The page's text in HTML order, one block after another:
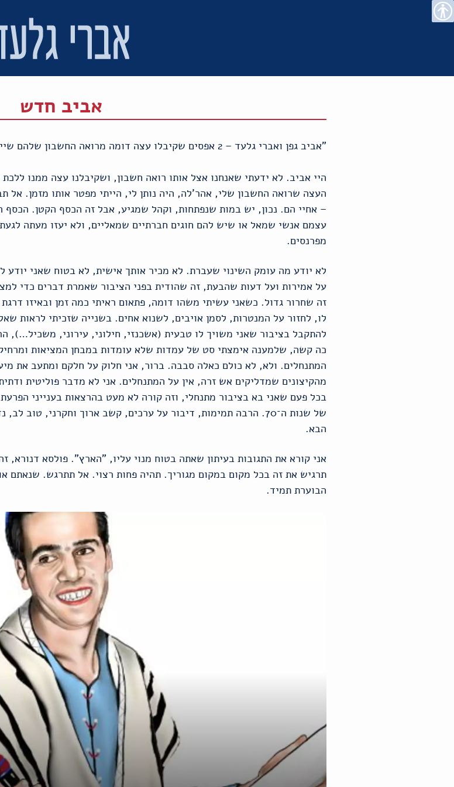
נגישות
מפת
הצהרת
עבור
צרו
אביב חדש
"אביב גפן ואברי גלעד – 2 אפסים שקיבלו עצה דומה מרואה החשבון שלהם שייעץ להם לרעות בשדה מניב" (טוקבק, "הארץ")
היי אביב. לא ידעתי שאנחנו אצל אותו רואה חשבון, ושקיבלנו עצה ממנו ללכת
העצה שרואה החשבון שלי, אהר'לה, היה נותן לי, הייתי מפטר אותו מזמן. אל
– אחיי הם. נכון, יש במות שנפתחות, וקהל שמגיע, אבל זה הכסף הקטן. הכסף
עצמם אנשי שמאל או שיש להם חוגים חברתיים שמאליים, ולא יעזו מעתה
מפרנסים.
לא יודע מה עומק השינוי שעברת. לא מכיר אותך אישית, לא בטוח שאני
על אמירות ועל דעות שהבעת, זה שהודית בפני הציבור שאמרת דברים כדי
זה שחרור גדול. כשאני עשיתי משהו דומה, פתאום ראיתי כמה זמן ובאיזו
לו, לחזור על המנטרות, לסמן אויבים, לשנוא אחים. בשנייה שזכיתי לראות
להתקבל בציבור שאני משויך לו טבעית (אשכנזי, חילוני, עירוני,
כה קשה, שלמענה אימצתי סט של עמדות שלא עומדות במבחן המציאות
המתנחלים. ולא, לא כולם כאלה סבבה. ברור, אני חלוק על חלקם ומתעב את
מהקיצונים שמדליקים אש זרה, אין על המתנחלים. אני לא מדבר פוליטית
בכל פעם שאני בא בציבור מתנחלי, וזה קורה לא מעט בהרצאות בענייני
של שנות ה־70. הרבה תמימות, דיבור על ערכים, קשב ארוך וחקרני,
הבא.
אני קורא את התגובות בעיתון שאתה בטוח מנוי עליו, "הארץ". פולסא
תרגיש את זה בכל מקום במקום מגוריך. תהיה פחות רצוי. אל תתרגש. שנאתם
הבוערת תמיד.